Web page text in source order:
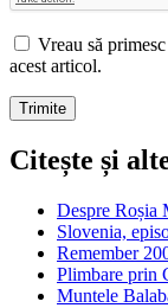
Vreau să
acest articol.
Citește și
Despre Roșia
Slovenia,
Remember
Plimbare prin
Muntele